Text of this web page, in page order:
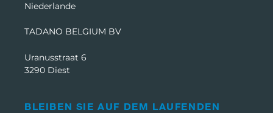
Niederlande
TADANO BELGIUM BV
Uranusstraat 6
3290 Diest
BLEIBEN SIE AUF DEM LAUFENDEN